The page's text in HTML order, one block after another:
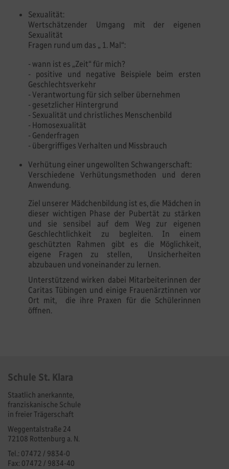
Sexualität:
Wertschätzender Umgang mit der eigenen
Sexualität
Fragen rund um das „ 1. Mal“:
- wann ist es „Zeit“ für mich?
- positive und negative Beispiele beim ersten
Geschlechtsverkehr
- Verantwortung für sich selber übernehmen
- gesetzlicher Hintergrund
- Sexualität und christliches Menschenbild
- Homosexualität
- Genderfragen
- übergriffiges Verhalten und Missbrauch
Verhütung einer ungewollten Schwangerschaft:
Verschiedene Verhütungsmethoden und deren
Anwendung.
Ziel unserer Mädchenbildung ist es, die Mädchen in
dieser wichtigen Phase der Pubertät zu stärken
und sie sensibel auf dem Weg zur eigenen
Geschlechtlichkeit zu begleiten. In einem
geschützten Rahmen gibt es die Möglichkeit,
eigene Fragen zu stellen, Unsicherheiten
abzubauen und voneinander zu lernen.
Unterstützend wirken dabei Mitarbeiterinnen der
Caritas Tübingen und einige Frauenärztinnen vor
Ort mit, die ihre Praxen für die Schülerinnen
öffnen.
Schule St. Klara
Staatlich anerkannte,
franziskanische Schule
in freier Trägerschaft
Weggentalstraße 24
72108 Rottenburg a. N.
Tel.: 07472 / 9834-0
Fax: 07472 / 9834-40